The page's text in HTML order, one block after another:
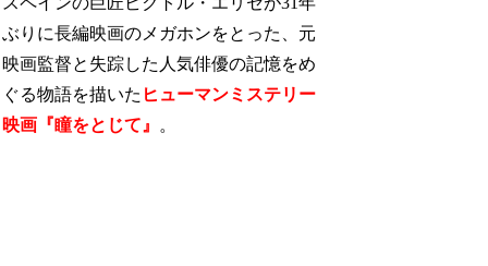
ぶりに長編映画のメガホンをとった、元
映画監督と失踪した人気俳優の記憶をめ
ぐる物語を描いた ヒューマンミステリー
映画『瞳をとじて』
。